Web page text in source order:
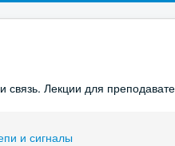
Лекции для
и сигналы